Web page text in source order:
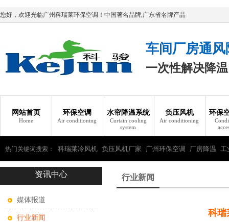
您好，欢迎光临广州科瑞莱环保空调！中国著名品牌,广东省名牌产品
车间厂房通
一次性解决降
网站首页
Home
环保空调
Air conditioning
水帘降温系统
Curtain cooling
system
负压风机
Air conditioning
环保
热门关键词搜索： 科瑞莱冷风机 负压风机厂家 广州环保空调 厂房降温 工
瑞莱环保空调资讯中心
媒体报道
行业新闻
行业新闻
科瑞